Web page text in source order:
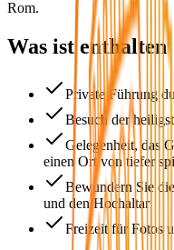
Rom.
Was ist enthalten
Private Führung
Besuch der
Gelegenheit, das
einen Ort von tiefer
Bewundern Sie
und den Hochaltar
Freizeit für Fotos